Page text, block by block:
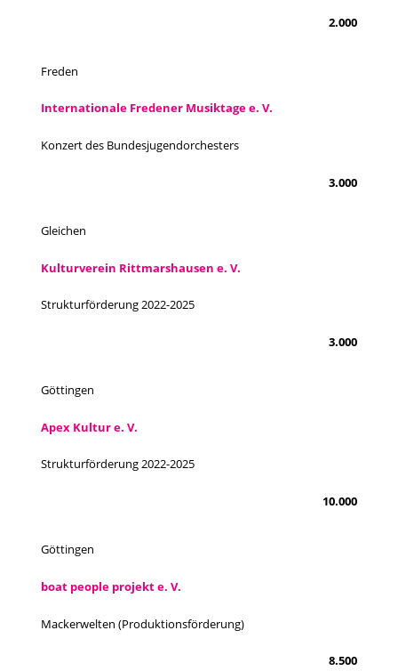
2.000
Freden
Internationale Fredener Musiktage e. V.
Konzert des Bundesjugendorchesters
3.000
Gleichen
Kulturverein Rittmarshausen e. V.
Strukturförderung 2022-2025
3.000
Göttingen
Apex Kultur e. V.
Strukturförderung 2022-2025
10.000
Göttingen
boat people projekt e. V.
Mackerwelten (Produktionsförderung)
8.500